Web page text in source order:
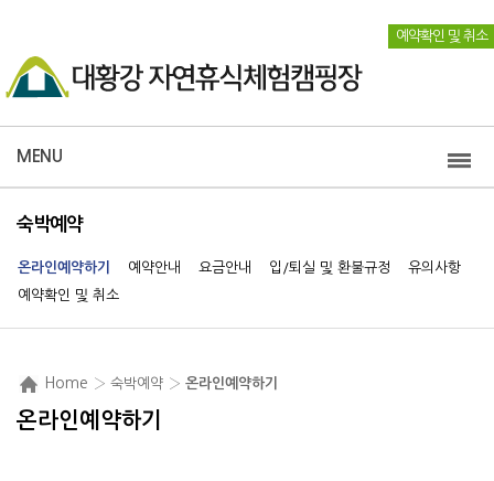
예약확인 및 취소
MENU
숙박예약
온라인예약하기 예약안내 요금안내 입/퇴실 및 환불규정
유의사항
예약확인 및 취소
Home › 숙박예약 › 온라인예약하기
온라인예약하기